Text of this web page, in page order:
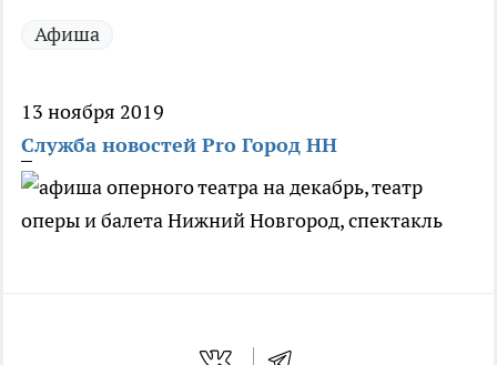
Афиша
13 ноября 2019
Служба новостей Pro Город НН